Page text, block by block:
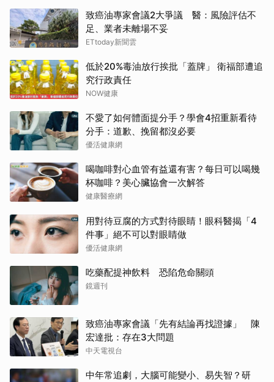
致癌油專家會議2大爭議 醫：風險評估不
足、業者未離場不妥
ETtoday新聞雲
低於20%毒油放行挨批「蓋牌」 衛福部遭追
究行政責任
NOW健康
不愛了如何體面提分手？學會4招重新看待
分手：道歉、挽留都沒必要
優活健康網
喝咖啡對心血管有益還有害？每日可以喝幾
杯咖啡？美心臟協會一次解答
健康醫療網
用對待豆腐的方式對待眼睛！眼科醫揭「4
件事」絕不可以對眼睛做
優活健康網
吃藥配提神飲料 恐陷危命關頭
鏡週刊
致癌油專家會議「先有結論再找證據」 陳
宏達批：存在3大問題
中天電視台
中年常追劇，大腦可能變小、易失智？研